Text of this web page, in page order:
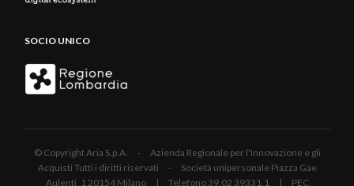
SOCIO UNICO
© Copyright Aria S.p.A. - Azienda Regionale per l'Innovazione e gli
Acquisti Tutti i diritti riservati - Società unipersonale Piazza Gae
Aulenti, 1 20154 Milano | Telefono 39.02 39331.1 | PEC